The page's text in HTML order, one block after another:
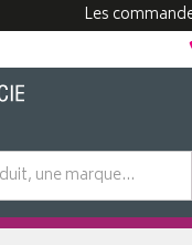
Les commandes